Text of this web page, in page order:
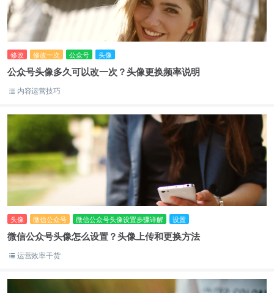
修改 修改一次 公众号 头像
公众号头像多久可以改一次？头像更换频率说明
内容运营技巧
头像 微信公众号 微信公众号头像设置步骤详解 设置
微信公众号头像怎么设置？头像上传和更换方法
运营效率干货